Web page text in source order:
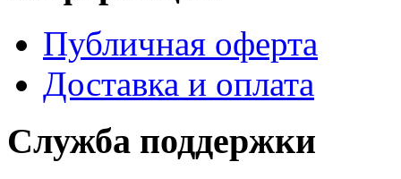
Публичная оферта
Доставка и оплата
Служба поддержки